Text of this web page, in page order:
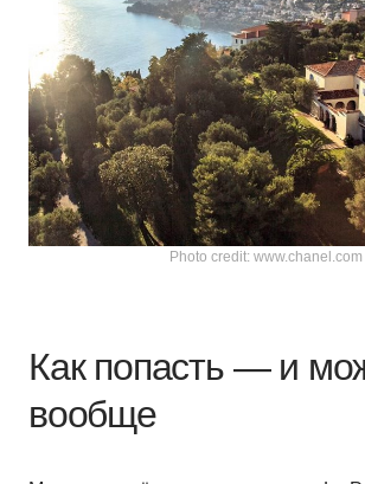
Photo credit: www.chanel.com
Как попасть — и
вообще